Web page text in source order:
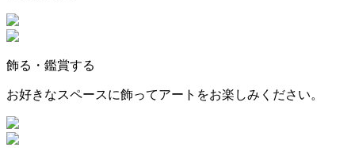
飾る・鑑賞する
お好きなスペースに飾ってアートをお楽しみください。